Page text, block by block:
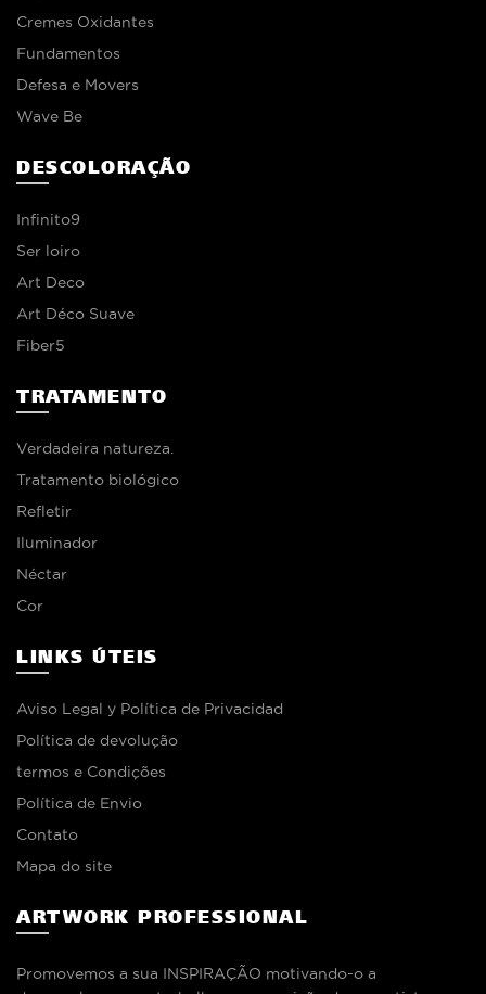
Cremes Oxidantes
Fundamentos
Defesa e Movers
Wave Be
DESCOLORAÇÃO
Infinito9
Ser loiro
Art Deco
Art Déco Suave
Fiber5
TRATAMENTO
Verdadeira natureza.
Tratamento biológico
Refletir
Iluminador
Néctar
Cor
LINKS ÚTEIS
Aviso Legal y Política de Privacidad
Política de devolução
termos e Condições
Política de Envio
Contato
Mapa do site
ARTWORK PROFESSIONAL
Promovemos a sua INSPIRAÇÃO motivando-o a